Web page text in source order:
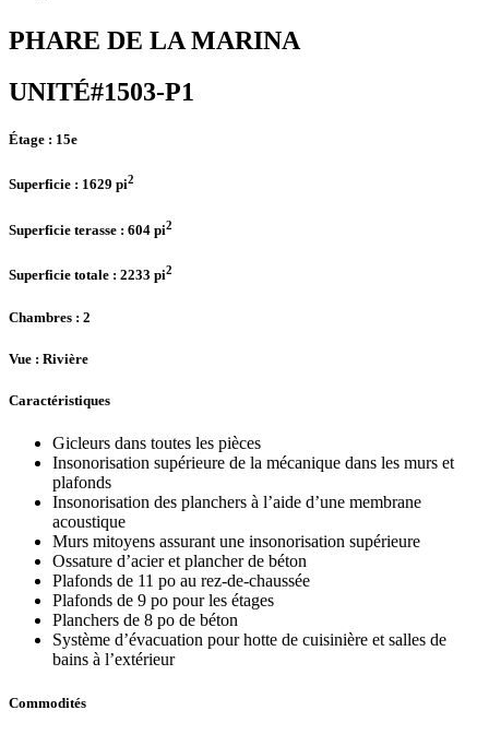
PHARE DE LA MARINA
UNITÉ#1503-P1
Étage : 15e
Superficie : 1629 pi2
Superficie terasse : 604 pi2
Superficie totale : 2233 pi2
Chambres : 2
Vue : Rivière
Caractéristiques
Gicleurs dans toutes les pièces
Insonorisation supérieure de la mécanique dans les murs et
plafonds
Insonorisation des planchers à l’aide d’une membrane
acoustique
Murs mitoyens assurant une insonorisation supérieure
Ossature d’acier et plancher de béton
Plafonds de 11 po au rez-de-chaussée
Plafonds de 9 po pour les étages
Planchers de 8 po de béton
Système d’évacuation pour hotte de cuisinière et salles de
bains à l’extérieur
Commodités